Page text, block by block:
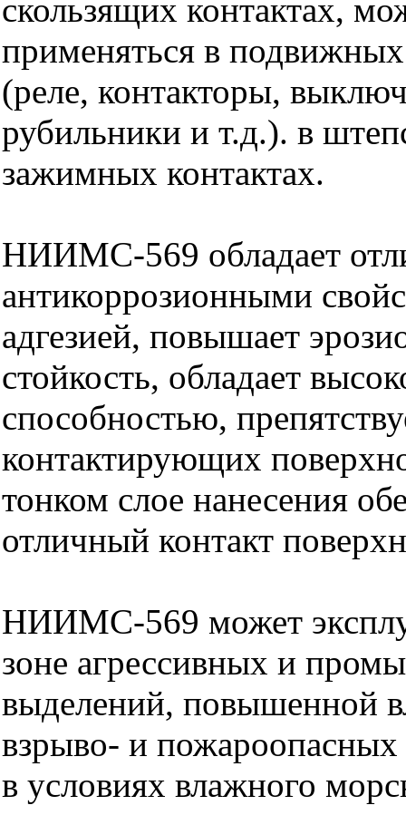
скользящих контактах,
применяться в подвижных
(реле, контакторы,
рубильники и т.д.). в
зажимных контактах.
НИИМС-569 обладает
антикоррозионными
адгезией, повышает
стойкость, обладает
способностью,
контактирующих
тонком слое нанесения
отличный контакт
НИИМС-569 может
зоне агрессивных и
выделений, повышенной
взрыво- и пожароопасных
в условиях влажного